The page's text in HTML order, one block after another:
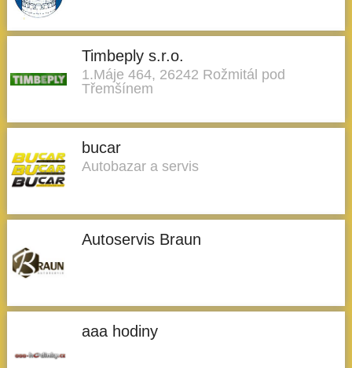
Timbeply s.r.o.
1.Máje 464, 26242 Rožmitál pod
Třemšínem
bucar
Autobazar a servis
Autoservis Braun
aaa hodiny